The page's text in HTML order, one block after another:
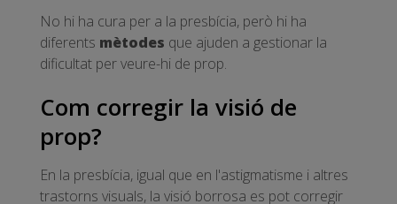
No hi ha cura per a la presbícia, però hi ha
diferents mètodes que ajuden a gestionar la
dificultat per veure-hi de prop.
Com corregir la visió de
prop?
En la presbícia, igual que en l'astigmatisme i altres
trastorns visuals, la visió borrosa es pot corregir